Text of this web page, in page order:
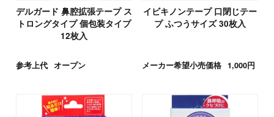
デルガード 鼻腔拡張テープ ス
トロングタイプ 個包装タイプ
12枚入
参考上代 オープン
イビキノンテープ 口閉じテー
プ ふつうサイズ 30枚入
メーカー希望小売価格 1,000円